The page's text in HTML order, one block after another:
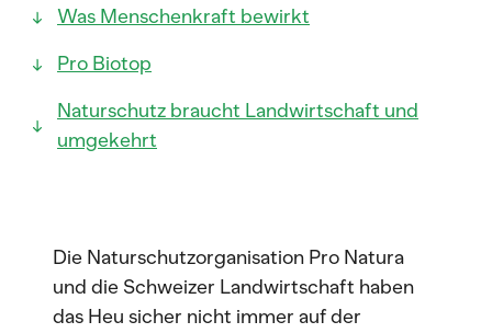
Was Menschenkraft bewirkt
Pro Biotop
Naturschutz braucht Landwirtschaft und
umgekehrt
Die Naturschutzorganisation Pro Natura
und die Schweizer Landwirtschaft haben
das Heu sicher nicht immer auf der